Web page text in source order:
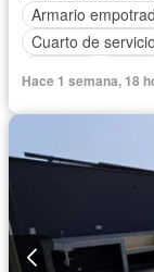
Armario
Cuarto de servicio
Hace 1 semana, 18